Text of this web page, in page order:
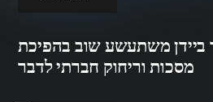
ביידן משתעשע שוב בהפיכת
מסכות וריחוק חברתי לדבר